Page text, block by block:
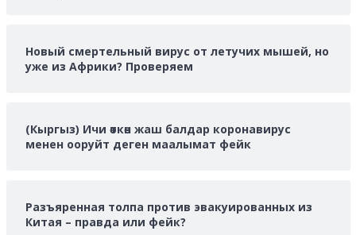
Новый смертельный вирус от летучих мышей, но
уже из Африки? Проверяем
(Кыргыз) Ичи өткөн жаш балдар коронавирус
менен ооруйт деген маалымат фейк
Разъяренная толпа против эвакуированных из
Китая – правда или фейк?